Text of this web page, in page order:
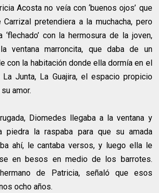
Acosta no veía con ‘buenos ojos’ que
pretendiera a la muchacha, pero
‘flechado’ con la hermosura de la joven,
ventana marroncita, que daba de un
con la habitación donde ella dormía en el
Junta, La Guajira, el espacio propicio
amor.
Diomedes llegaba a la ventana y
piedra la raspaba para que su amada
ahí, le cantaba versos, y luego ella le
en besos en medio de los barrotes.
de Patricia, señaló que esos
ocho años.